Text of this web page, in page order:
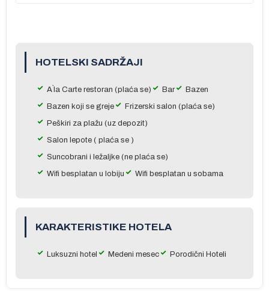
HOTELSKI SADRŽAJI
A`la Carte restoran (plaća se) Bar
Bazen
Bazen koji se greje
Frizerski salon (plaća se)
Peškiri za plažu (uz depozit)
Salon lepote ( plaća se )
Suncobrani i ležaljke (ne plaća se)
Wifi besplatan u lobiju
Wifi besplatan u sobama
KARAKTERISTIKE HOTELA
Luksuzni hotel Medeni mesec Porodični Hoteli